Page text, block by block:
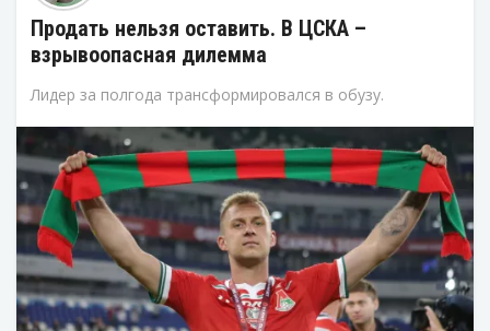
Продать нельзя оставить. В ЦСКА –
взрывоопасная дилемма
Лидер за полгода трансформировался в обузу.